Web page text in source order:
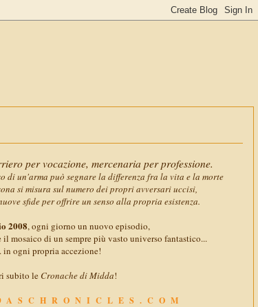
per vocazione, mercenaria per professione.
un'arma può segnare la differenza fra la vita e la morte
si misura sul numero dei propri avversari uccisi,
sfide per offrire un senso alla propria esistenza.
2008, ogni giorno un nuovo episodio,
mosaico di un sempre più vasto universo fantastico...
in ogni propria accezione!
subito le Cronache di Midda!